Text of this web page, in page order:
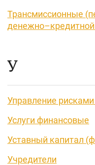
Трансмиссионные
У
Управление
Услуги финансовые
Уставный капитал
Учредители